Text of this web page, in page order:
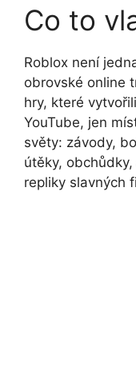
Co to
Roblox není
obrovské online
hry, které
YouTube, jen
světy: závody,
útěky,
repliky slavných